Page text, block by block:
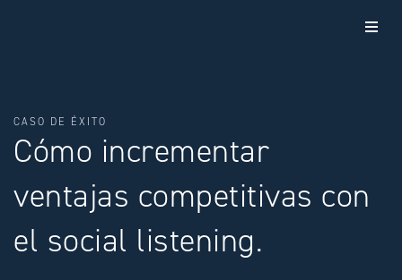
CASO DE ÉXITO
Cómo incrementar
ventajas competitivas con
el social listening.